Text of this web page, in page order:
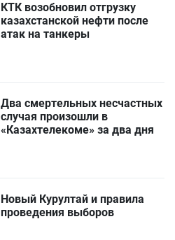
КТК возобновил отгрузку
казахстанской нефти после
атак на танкеры
Два смертельных несчастных
случая произошли в
«Казахтелекоме» за два дня
Новый Курултай и правила
проведения выборов